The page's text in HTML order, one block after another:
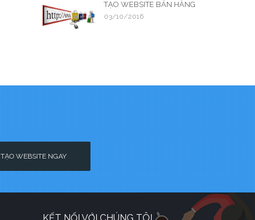
TẠO WEBSITE BÁN HÀNG
03/10/2016
TẠO WEBSITE NGAY